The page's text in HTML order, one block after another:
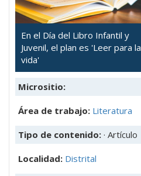
En el Día del Libro Infantil y
Juvenil, el plan es 'Leer para la
vida'
Micrositio:
Área de trabajo: Literatura
Tipo de contenido: · Artículo
Localidad: Distrital